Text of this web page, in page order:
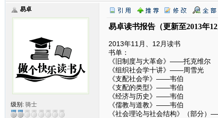
易卓
级别: 骑士
易卓读书报告（更新至2013年
2013年11月、12月读书
书单：
《旧制度与大革命》——托克维尔
《组织社会学十讲》——周雪光
《支配社会学》——韦伯
《支配的类型》——韦伯
《经济与历史》——韦伯
《儒教与道教》——韦伯
《社会理论与社会结构》（部分）